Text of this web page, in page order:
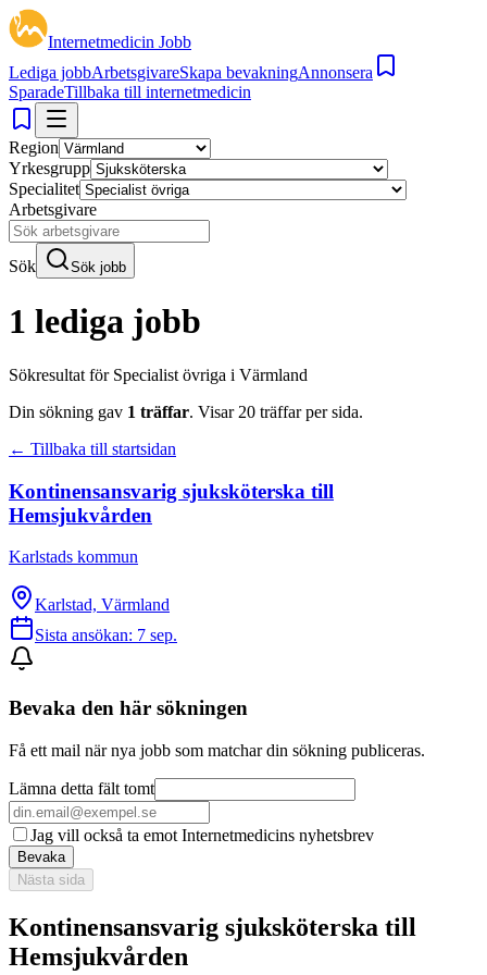
Internetmedicin Jobb
Lediga jobbArbetsgivareSkapa bevakningAnnonsera
SparadeTillbaka till internetmedicin
Region
Yrkesgrupp
Specialitet
Arbetsgivare
Sök Sök jobb
1 lediga jobb
Sökresultat för Specialist övriga i Värmland
Din sökning gav 1 träffar. Visar 20 träffar per sida.
← Tillbaka till startsidan
Kontinensansvarig sjuksköterska till
Hemsjukvården
Karlstads kommun
Karlstad, Värmland
Sista ansökan: 7 sep.
Bevaka den här sökningen
Få ett mail när nya jobb som matchar din sökning publiceras.
Lämna detta fält tomt
Jag vill också ta emot Internetmedicins nyhetsbrev
Bevaka
Nästa sida
Kontinensansvarig sjuksköterska till
Hemsjukvården